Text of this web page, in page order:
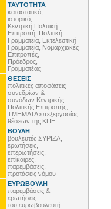
ΤΑΥΤΟΤΗΤΑ
καταστατικό,
ιστορικό,
Κεντρική Πολιτική
Επιτροπή, Πολιτική
Γραμματεία, Εκτελεστική
Γραμματεία, Νομαρχιακές
Επιτροπές,
Πρόεδρος,
Γραμματέας
ΘΕΣΕΙΣ
πολιτικές αποφάσεις
συνεδρίων &
συνόδων Κεντρικής
Πολιτικής Επιτροπής,
ΤΜΗΜΑΤΑ επεξεργασίας
θέσεων της ΚΠΕ
ΒΟΥΛΗ
βουλευτές ΣΥΡΙΖΑ,
ερωτήσεις,
επερωτήσεις,
επίκαιρες,
παρεμβάσεις,
προτάσεις νόμου
ΕΥΡΩΒΟΥΛΗ
παρεμβάσεις &
ερωτήσεις
του ευρωβουλευτή